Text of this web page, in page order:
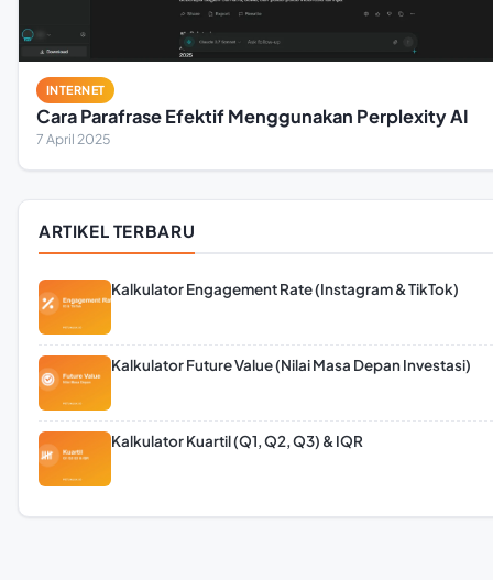
INTERNET
Cara Parafrase Efektif Menggunakan Perplexity AI
7 April 2025
ARTIKEL TERBARU
Kalkulator Engagement Rate (Instagram & TikTok)
Kalkulator Future Value (Nilai Masa Depan Investasi)
Kalkulator Kuartil (Q1, Q2, Q3) & IQR